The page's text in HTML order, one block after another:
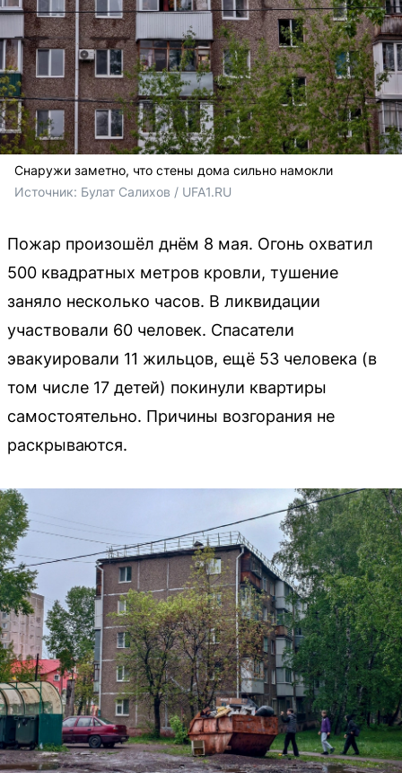
Снаружи заметно, что стены дома сильно намокли
Источник: Булат Салихов / UFA1.RU
Пожар произошёл днём 8 мая. Огонь охватил
500 квадратных метров кровли, тушение
заняло несколько часов. В ликвидации
участвовали 60 человек. Спасатели
эвакуировали 11 жильцов, ещё 53 человека (в
том числе 17 детей) покинули квартиры
самостоятельно. Причины возгорания не
раскрываются.